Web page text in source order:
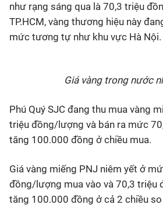
như rạng sáng qua là 70,3 triệu
TP.HCM, vàng thương hiệu này
mức tương tự như khu vực Hà Nội.
Giá vàng trong nước
Phú Quý SJC đang thu mua vàng
triệu đồng/lượng và bán ra mức
tăng 100.000 đồng ở chiều mua.
Giá vàng miếng PNJ niêm yết ở
đồng/lượng mua vào và 70,3 triệu
tăng 100.000 đồng ở cả 2 chiều